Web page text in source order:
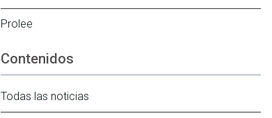
Prolee
Contenidos
Todas las noticias